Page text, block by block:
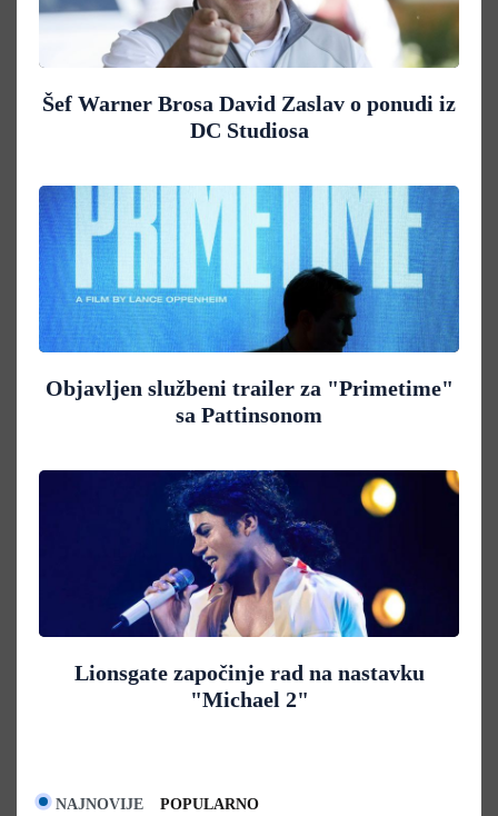
Šef Warner Brosa David Zaslav o ponudi iz
DC Studiosa
Objavljen službeni trailer za "Primetime"
sa Pattinsonom
Lionsgate započinje rad na nastavku
"Michael 2"
NAJNOVIJE POPULARNO